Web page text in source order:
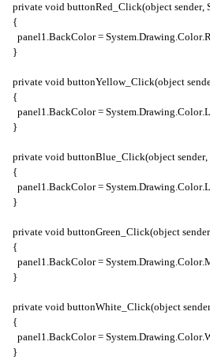
private void buttonRed Click(object sender,
{
panel1.BackColor= System.Drawing.Color.
}
private void buttonYellow_ Click(object
{
panel1.BackColor= System.Drawing.Color.
}
private void buttonBlue Click(object sender,
{
panel1.BackColor= System.Drawing.Color.
}
private void buttonGreen Click(object sender
{
panel1.BackColor= System.Drawing.Color.
}
private void buttonWhite Click(object sender
{
panel1.BackColor= System.Drawing.Color.
}